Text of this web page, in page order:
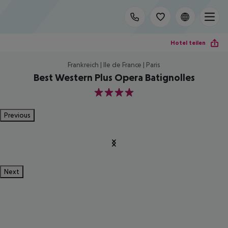
Hotel teilen
Frankreich | Ile de France | Paris
Best Western Plus Opera Batignolles
4
Previous
Next